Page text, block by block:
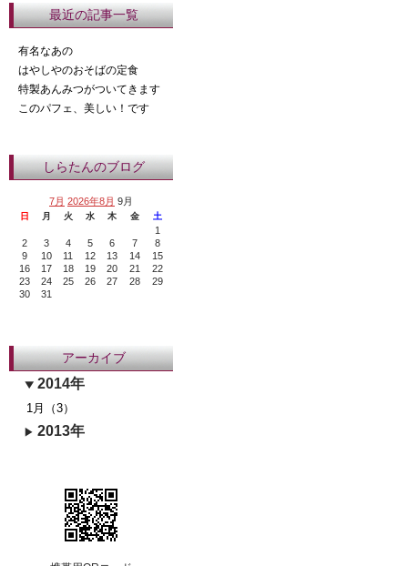
最近の記事一覧
有名なあの
はやしやのおそばの定食
特製あんみつがついてきます
このパフェ、美しい！です
しらたんのブログ
7月 2026年8月 9月
日 月 火 水 木 金 土
1
2
3 4 5 6 7
8
9
10 11 12 13 14
15
16
17 18 19 20 21
22
23
24 25 26 27 28
29
30
31
アーカイブ
2014年
1月（3）
2013年